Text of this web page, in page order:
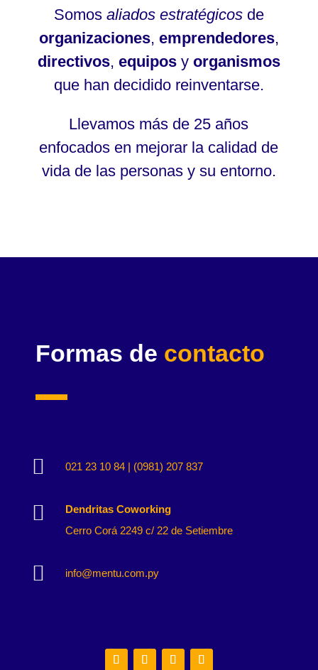
Somos aliados estratégicosde
organizaciones, emprendedores,
directivos, equiposy organismos
que han decidido reinventarse.
Llevamos más de 25 años
enfocados en mejorar la calidad de
vida de las personas y su entorno.
Formas de contacto
 021 23 10 84 | (0981) 207 837

Dendritas Coworking
Cerro Corá 2249 c/ 22 de Setiembre
 info@mentu.com.py